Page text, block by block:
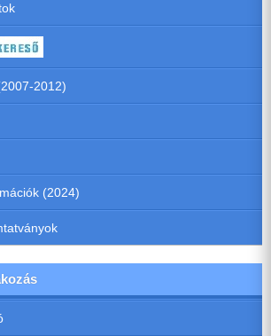
2012)
(2024)